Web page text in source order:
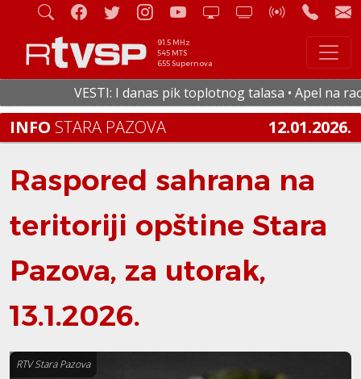
91.5 MHz
545 MTS
655 Supernova
VESTI: I danas pik toplotnog talasa • Apel na
INFO STARA PAZOVA 12.01.2026.
Raspored sahrana na
teritoriji opštine Stara
Pazova, za utorak,
13.1.2026.
RTV Stara Pazova